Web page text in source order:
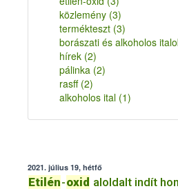
közlemény (3)
termékteszt (3)
borászati és alkoholos
hírek (2)
pálinka (2)
rasff (2)
alkoholos ital (1)
2021. július 19, hétfő
Etilén-oxid aloldalt indít